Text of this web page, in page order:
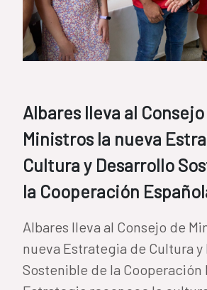
Albares lleva al
Ministros la nueva
Cultura y Desarrollo
la Cooperación
Albares lleva al Consejo de
nueva Estrategia de Cultura y
Sostenible de la Cooperación